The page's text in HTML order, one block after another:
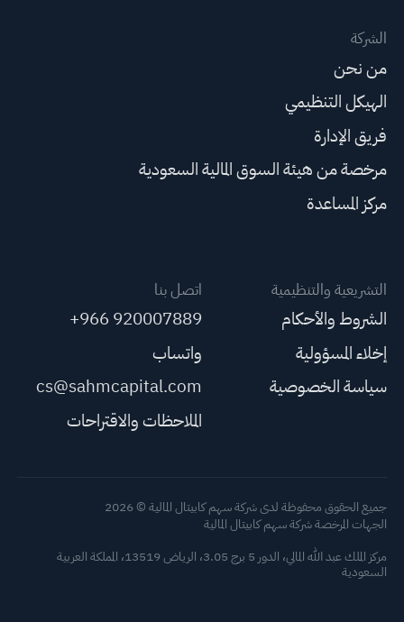
الشركة
من نحن
الهيكل التنظيمي
فريق الإدارة
مرخصة من هيئة السوق المالية السعودية
مركز المساعدة
التشريعية والتنظيمية
الشروط والأحكام
إخلاء المسؤولية
سياسة الخصوصية
اتصل بنا
+966 920007889
واتساب
cs@sahmcapital.com
الملاحظات والاقتراحات
جميع الحقوق محفوظة لدى شركة سهم كابيتال المالية © 2026
الجهات المرخصة شركة سهم كابيتال المالية
مركز الملك عبد الله المالي، الدور 5 برج 3.05، الرياض 13519، المملكة العربية
السعودية